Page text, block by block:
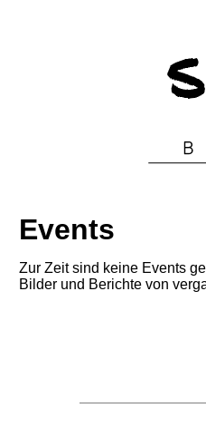
Events
Zur Zeit sind keine Events
Bilder und Berichte von